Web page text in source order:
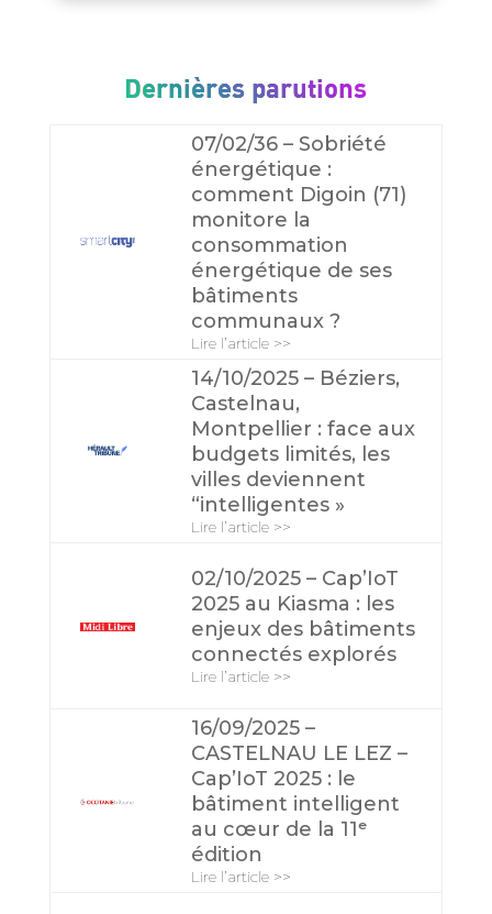
Dernières parutions
07/02/36 – Sobriété
énergétique :
comment Digoin (71)
monitore la
consommation
énergétique de ses
bâtiments
communaux ?
Lire l’article >>
14/10/2025 – Béziers,
Castelnau,
Montpellier : face aux
budgets limités, les
villes deviennent
“intelligentes »
Lire l’article >>
02/10/2025 – Cap’IoT
2025 au Kiasma : les
enjeux des bâtiments
connectés explorés
Lire l’article >>
16/09/2025 –
CASTELNAU LE LEZ –
Cap’IoT 2025 : le
bâtiment intelligent
au cœur de la 11ᵉ
édition
Lire l’article >>